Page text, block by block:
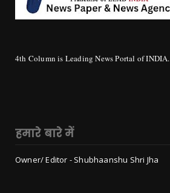
4th Column is Leading News Portal of INDIA.
हमारे बारे में
Owner/ Editor - Shubhaanshu Shri Jha